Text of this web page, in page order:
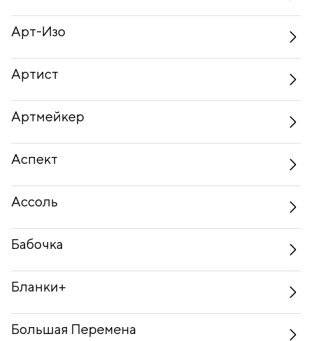
Арт-Изо
Артист
Артмейкер
Аспект
Ассоль
Бабочка
Бланки+
Большая Перемена